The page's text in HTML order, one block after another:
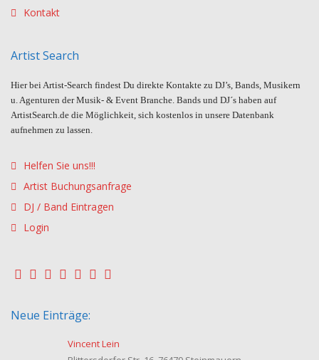
Kontakt
Artist Search
Hier bei Artist-Search findest Du direkte Kontakte zu DJ’s, Bands, Musikern
u. Agenturen der Musik- & Event Branche. Bands und DJ´s haben auf
ArtistSearch.de die Möglichkeit, sich kostenlos in unsere Datenbank
aufnehmen zu lassen.
Helfen Sie uns!!!
Artist Buchungsanfrage
DJ / Band Eintragen
Login
Neue Einträge:
Vincent Lein